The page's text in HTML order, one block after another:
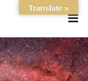
Translate »